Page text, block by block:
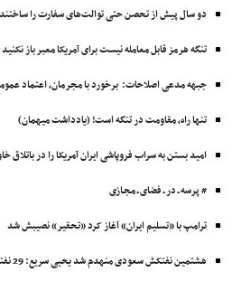
دو سال پیش از تحصن حتی توالت‌های سفارت را
تنگه هرمز قابل معامله نیست برای آمریکا معبر باز نکنید
جبهه مدعی اصلاحات: برخورد با مجرمان، اعتماد
تنها راه، مقاومت در تنگه است! (یادداشت میهمان)
امید بستن به سراب فروپاشی ایران آمریکا را در باتلاق
# پرسه ـ در ـ فضای ـ مجـازی
ترامپ با «تسلیم ایران» آغاز کرد «تحقیر» نصیبش شد
هشتمین نفتکش ‌سعودی منهدم شد یحیی سریع: 29 نفتکش را هم فراری دادیم